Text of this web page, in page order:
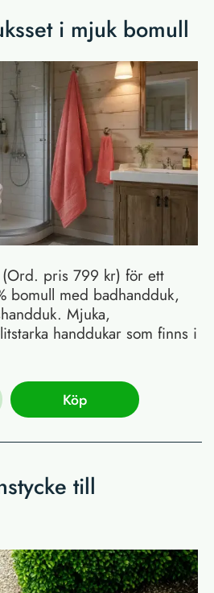
i mjuk bomull
pris 799 kr) för ett
bomull med badhandduk,
Mjuka,
handdukar som finns i
Köp
till